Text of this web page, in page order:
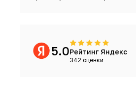
5.0Рейтинг Яндекс
342 оценки